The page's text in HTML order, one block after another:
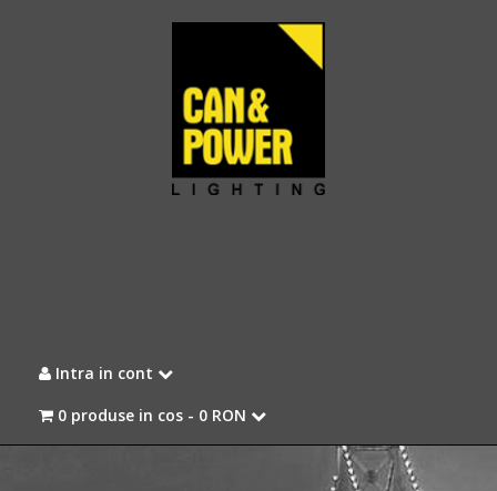
Intra in cont
0 produse in cos - 0 RON